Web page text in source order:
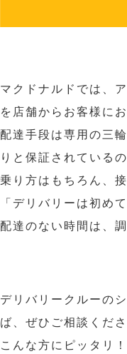
マクドナルドでは、
を店舗からお客様に
配達手段は専用の三
りと保証されている
乗り方はもちろん、
「デリバリーは初め
配達のない時間は、
デリバリークルーの
ば、ぜひご相談くだ
こんな方にピッタリ！